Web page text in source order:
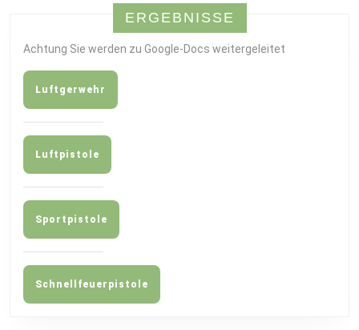
ERGEBNISSE
Achtung Sie werden zu Google-Docs weitergeleitet
Luftgerwehr
Luftpistole
Sportpistole
Schnellfeuerpistole